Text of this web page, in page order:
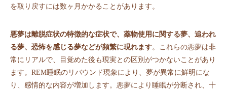
を取り戻すには数ヶ月かかることがあります。
悪夢は離脱症状の特徴的な症状で、薬物使用に関する夢、追われ
る夢、恐怖を感じる夢などが頻繁に現れます。これらの悪夢は非
常にリアルで、目覚めた後も現実との区別がつかないことがあり
ます。REM睡眠のリバウンド現象により、夢が異常に鮮明にな
り、感情的な内容が増加します。悪夢により睡眠が分断され、十